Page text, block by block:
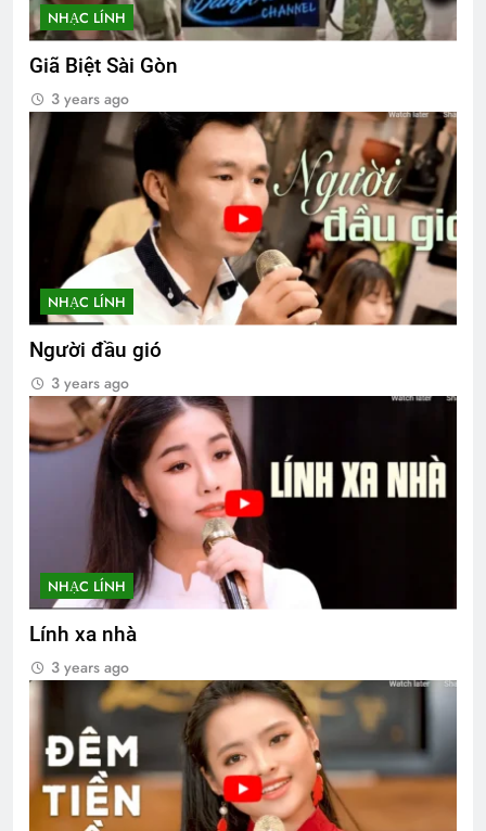
NHẠC LÍNH
Giã Biệt Sài Gòn
3 years ago
NHẠC LÍNH
Người đầu gió
3 years ago
NHẠC LÍNH
Lính xa nhà
3 years ago